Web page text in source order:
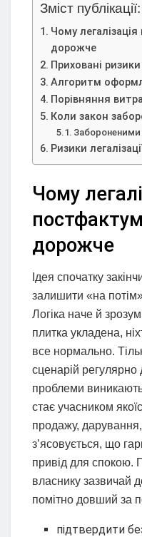
Зміст публікації:
Чому
дорожче
Приховані
Алгоритм
Порівняння
Коли закон
Ризики
Чому
дорожче
Ідея спочатку
залишити «на
Логіка наче й
плитка укладена,
все нормально.
сценарій регулярно
проблеми
стає учасником
продажу,
з’ясовується, що
привід для спокою.
власнику зазвичай
помітно довший за
підтвердити